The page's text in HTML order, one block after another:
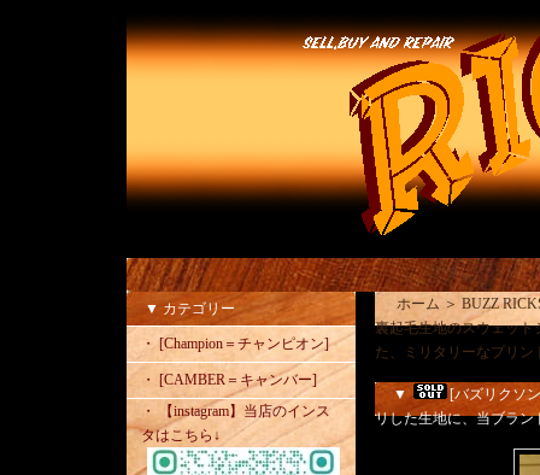
▼ カテゴリー
・ [Champion＝チャンピオン]
・ [CAMBER＝キャンバー]
・ 【instagram】当店のインス
タはこちら↓
ホーム ＞ BUZZ
裏起毛生地のスウェッ
た、ミリタリーなプリン
▼
[バズリクソ
リした生地に、当ブラ